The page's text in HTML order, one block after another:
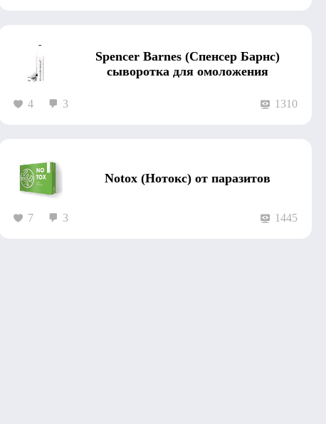
Spencer Barnes (Спенсер Барнс)
сыворотка для омоложения
4 3 1310
Notox (Нотокс) от паразитов
7 3 1445